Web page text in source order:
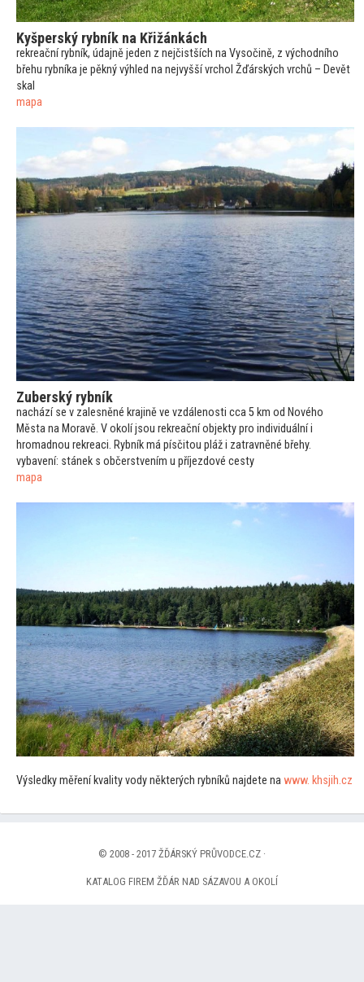
Kyšperský rybník na Křižánkách
rekreační rybník, údajně jeden z nejčistších na Vysočině, z východního
břehu rybníka je pěkný výhled na nejvyšší vrchol Žďárských vrchů – Devět
skal
mapa
Zuberský rybník
nachází se v zalesněné krajině ve vzdálenosti cca 5 km od Nového
Města na Moravě. V okolí jsou rekreační objekty pro individuální i
hromadnou rekreaci. Rybník má písčitou pláž i zatravněné břehy.
vybavení: stánek s občerstvením u příjezdové cesty
mapa
Výsledky měření kvality vody některých rybníků najdete nawww. khsjih.cz
© 2008 - 2017 ŽĎÁRSKÝ PRŮVODCE.CZ ·
KATALOG FIREM ŽĎÁR NAD SÁZAVOU A OKOLÍ